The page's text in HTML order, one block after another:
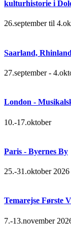
kulturhistorie i
26.september til
Saarland,
27.september -
London -
10.-17.oktober
Paris - Byernes By
25.-31.oktober 2026
Temarejse Første
7.-13.november